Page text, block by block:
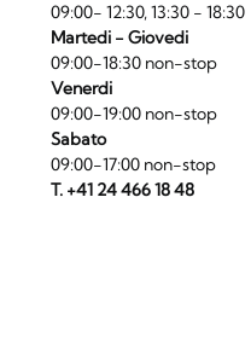
09:00- 12:30, 13:30 - 18:30
Martedi - Giovedi
09:00-18:30 non-stop
Venerdi
09:00-19:00 non-stop
Sabato
09:00-17:00 non-stop
T. +41 24 466 18 48